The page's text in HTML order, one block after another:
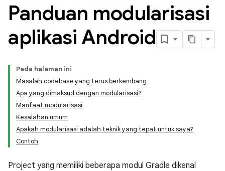
Panduan modularisasi
aplikasi Android
Pada halaman ini
Masalah codebase yang terus berkembang
Apa yang dimaksud dengan modularisasi?
Manfaat modularisasi
Kesalahan umum
Apakah modularisasi adalah teknik yang tepat untuk saya?
Contoh
Project yang memiliki beberapa modul Gradle dikenal